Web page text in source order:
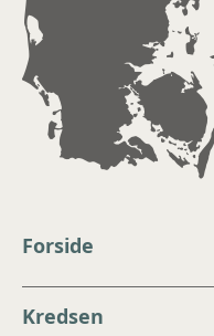
Forside
Kredsen